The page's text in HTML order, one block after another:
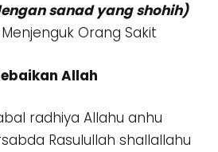
sanad yang shohih)
Orang Sakit
Allah
radhiya Allahu anhu
Rasulullah shallallahu